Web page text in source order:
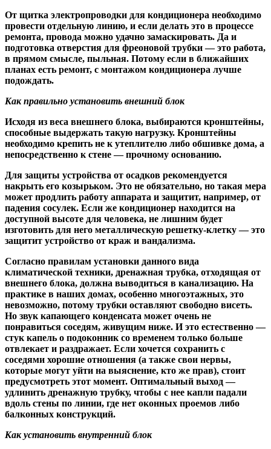
От щитка электропроводки для кондиционера необходимо
провести отдельную линию, и если делать это в процессе
ремонта, провода можно удачно замаскировать. Да и
подготовка отверстия для фреоновой трубки — это работа,
в прямом смысле, пыльная. Потому если в ближайших
планах есть ремонт, с монтажом кондиционера лучше
подождать.
Как правильно установить внешний блок
Исходя из веса внешнего блока, выбираются кронштейны,
способные выдержать такую нагрузку. Кронштейны
необходимо крепить не к утеплителю либо обшивке дома, а
непосредственно к стене — прочному основанию.
Для защиты устройства от осадков рекомендуется
накрыть его козырьком. Это не обязательно, но такая мера
может продлить работу аппарата и защитит, например, от
падения сосулек. Если же кондиционер находится на
доступной высоте для человека, не лишним будет
изготовить для него металлическую решетку-клетку — это
защитит устройство от краж и вандализма.
Согласно правилам установки данного вида
климатической техники, дренажная трубка, отходящая от
внешнего блока, должна выводиться в канализацию. На
практике в наших домах, особенно многоэтажных, это
невозможно, потому трубки оставляют свободно висеть.
Но звук капающего конденсата может очень не
понравиться соседям, живущим ниже. И это естественно —
стук капель о подоконник со временем только больше
отвлекает и раздражает. Если хочется сохранить с
соседями хорошие отношения (а также свои нервы,
которые могут уйти на выяснение, кто же прав), стоит
предусмотреть этот момент. Оптимальный выход —
удлинить дренажную трубку, чтобы с нее капли падали
вдоль стены по линии, где нет оконных проемов либо
балконных конструкций.
Как установить внутренний блок